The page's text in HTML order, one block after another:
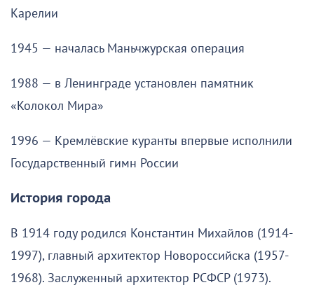
Карелии
1945 — началась Маньчжурская операция
1988 — в Ленинграде установлен памятник
«Колокол Мира»
1996 — Кремлёвские куранты впервые исполнили
Государственный гимн России
История города
В 1914 году родился Константин Михайлов (1914-
1997), главный архитектор Новороссийска (1957-
1968). Заслуженный архитектор РСФСР (1973).